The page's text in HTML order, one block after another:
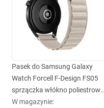
Pasek do Samsung Galaxy
Watch Forcell F-Design FS05
sprzączka włókno poliestrowe
20 mm gwiezdny
W magazynie: